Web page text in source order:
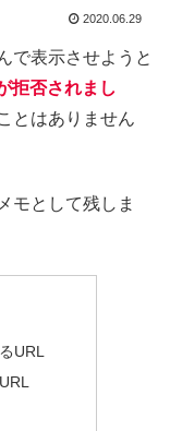
2020.06.29
で表示させようと
拒否されまし
とはありません
モとして残しま
URL